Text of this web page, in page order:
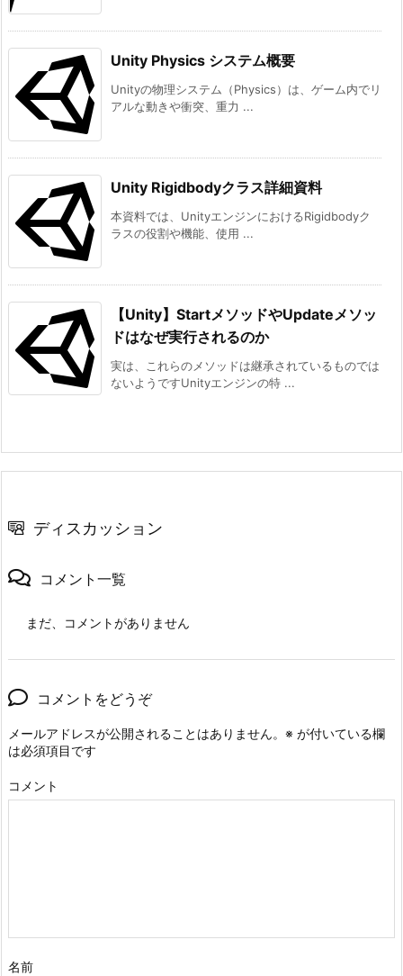
Unity Physics システム概要
Unityの物理システム（Physics）は、ゲーム内でリ
アルな動きや衝突、重力 ...
Unity Rigidbodyクラス詳細資料
本資料では、UnityエンジンにおけるRigidbodyク
ラスの役割や機能、使用 ...
【Unity】StartメソッドやUpdateメソッ
ドはなぜ実行されるのか
実は、これらのメソッドは継承されているものでは
ないようですUnityエンジンの特 ...
ディスカッション
コメント一覧
まだ、コメントがありません
コメントをどうぞ
メールアドレスが公開されることはありません。 ※ が付いている欄
は必須項目です
コメント
名前